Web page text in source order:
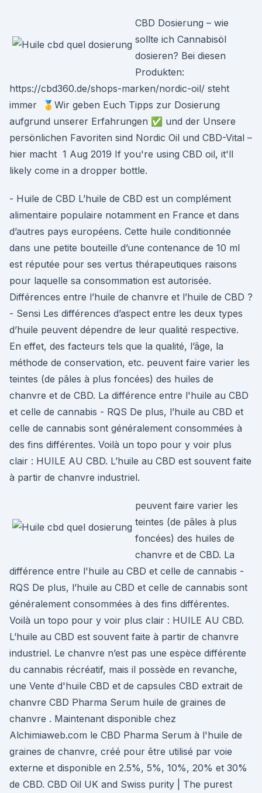
CBD Dosierung – wie
sollte ich Cannabisöl
dosieren? Bei diesen
Produkten:
https://cbd360.de/shops-marken/nordic-oil/ steht
immer 🥇Wir geben Euch Tipps zur Dosierung
aufgrund unserer Erfahrungen ✅ und der Unsere
persönlichen Favoriten sind Nordic Oil und CBD-Vital –
hier macht 1 Aug 2019 If you're using CBD oil, it'll
likely come in a dropper bottle.
- Huile de CBD L’huile de CBD est un complément
alimentaire populaire notamment en France et dans
d’autres pays européens. Cette huile conditionnée
dans une petite bouteille d’une contenance de 10 ml
est réputée pour ses vertus thérapeutiques raisons
pour laquelle sa consommation est autorisée.
Différences entre l’huile de chanvre et l’huile de CBD ?
- Sensi Les différences d’aspect entre les deux types
d’huile peuvent dépendre de leur qualité respective.
En effet, des facteurs tels que la qualité, l’âge, la
méthode de conservation, etc. peuvent faire varier les
teintes (de pâles à plus foncées) des huiles de
chanvre et de CBD. La différence entre l'huile au CBD
et celle de cannabis - RQS De plus, l’huile au CBD et
celle de cannabis sont généralement consommées à
des fins différentes. Voilà un topo pour y voir plus
clair : HUILE AU CBD. L’huile au CBD est souvent faite
à partir de chanvre industriel.
peuvent faire varier les
teintes (de pâles à plus
foncées) des huiles de
chanvre et de CBD. La
différence entre l'huile au CBD et celle de cannabis -
RQS De plus, l’huile au CBD et celle de cannabis sont
généralement consommées à des fins différentes.
Voilà un topo pour y voir plus clair : HUILE AU CBD.
L’huile au CBD est souvent faite à partir de chanvre
industriel. Le chanvre n’est pas une espèce différente
du cannabis récréatif, mais il possède en revanche,
une Vente d'huile CBD et de capsules CBD extrait de
chanvre CBD Pharma Serum huile de graines de
chanvre . Maintenant disponible chez
Alchimiaweb.com le CBD Pharma Serum à l'huile de
graines de chanvre, créé pour être utilisé par voie
externe et disponible en 2.5%, 5%, 10%, 20% et 30%
de CBD. CBD Oil UK and Swiss purity | The purest